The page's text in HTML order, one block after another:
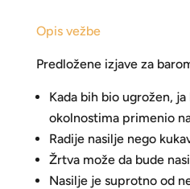
Opis vežbe
Predložene izjave za
Kada bih bio ugrožen,
okolnostima primenio
Radije nasilje nego
Žrtva može da bude
Nasilje je suprotno od